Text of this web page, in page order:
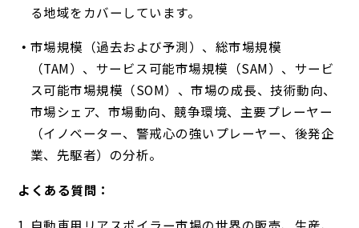
る地域をカバーしています。
市場規模（過去および予測）、総市場規模
（TAM）、サービス可能市場規模（SAM）、サービ
ス可能市場規模（SOM）、市場の成長、技術動向、
市場シェア、市場動向、競争環境、主要プレーヤー
（イノベーター、警戒心の強いプレーヤー、後発企
業、先駆者）の分析。
よくある質問：